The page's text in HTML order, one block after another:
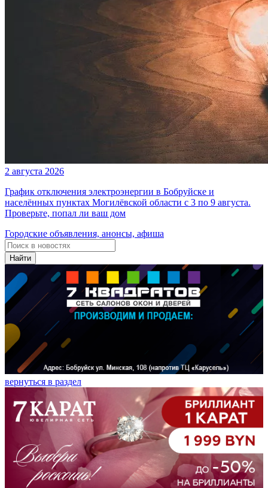
2 августа 2026
График отключения электроэнергии в Бобруйске и
населённых пунктах Могилёвской области с 3 по 9 августа.
Проверьте, попал ли ваш дом
Городские объявления, анонсы, афиша
Найти
вернуться в раздел